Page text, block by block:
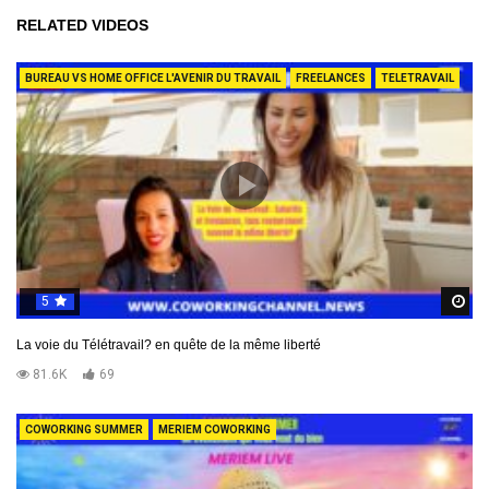
RELATED VIDEOS
BUREAU VS HOME OFFICE L'AVENIR DU TRAVAIL FREELANCES TELETRAVAIL
5
La voie du Télétravail? en quête de la même liberté
81.6K
69
COWORKING SUMMER MERIEM COWORKING